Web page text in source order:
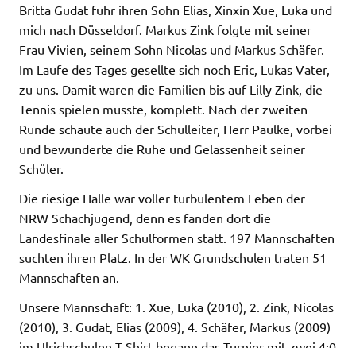
Britta Gudat fuhr ihren Sohn Elias, Xinxin Xue, Luka und
mich nach Düsseldorf. Markus Zink folgte mit seiner
Frau Vivien, seinem Sohn Nicolas und Markus Schäfer.
Im Laufe des Tages gesellte sich noch Eric, Lukas Vater,
zu uns. Damit waren die Familien bis auf Lilly Zink, die
Tennis spielen musste, komplett. Nach der zweiten
Runde schaute auch der Schulleiter, Herr Paulke, vorbei
und bewunderte die Ruhe und Gelassenheit seiner
Schüler.
Die riesige Halle war voller turbulentem Leben der
NRW Schachjugend, denn es fanden dort die
Landesfinale aller Schulformen statt. 197 Mannschaften
suchten ihren Platz. In der WK Grundschulen traten 51
Mannschaften an.
Unsere Mannschaft: 1. Xue, Luka (2010), 2. Zink, Nicolas
(2010), 3. Gudat, Elias (2009), 4. Schäfer, Markus (2009)